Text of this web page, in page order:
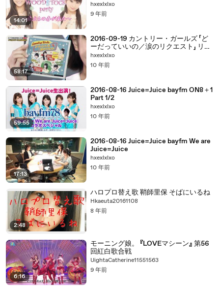
14:01
hxexlxlxo
9 年前
58:17
2016-09-19 カントリー・ガールズ 「ど
ーだっていいの／涙のリクエスト」 リリ
ース記念公開生放送SP
hxexlxlxo
10 年前
59:55
2016-08-16 Juice=Juice bayfm ON8＋1
Part 1/2
hxexlxlxo
10 年前
17:13
2016-08-16 Juice=Juice bayfm We are
Juice=Juice
hxexlxlxo
10 年前
2:48
ハロプロ替え歌 鞘師里保 そばにいるね
Hkaeuta20161108
8 年前
6:16
モーニング娘。 『LOVEマシーン』 第56
回紅白歌合戦
UightaCatherine11551563
9 年前